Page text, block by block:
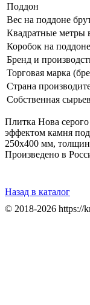
Поддон
Вес на поддоне
Квадратные метры
Коробок на
Бренд и
Торговая марка
Страна
Собственная
Плитка Нова
эффектом камня
250x400 мм,
Произведено в
Назад в каталог
© 2018-2026 https://